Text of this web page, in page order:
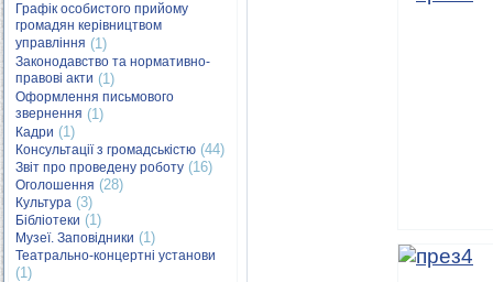
Графік особистого прийому
громадян керівництвом
управління (1)
Законодавство та нормативно-
правові акти (1)
Оформлення письмового
звернення (1)
Кадри (1)
Консультації з громадськістю (44)
Звіт про проведену роботу (16)
Оголошення (28)
Культура (3)
Бібліотеки (1)
Музеї. Заповідники (1)
Театрально-концертні установи
(1)